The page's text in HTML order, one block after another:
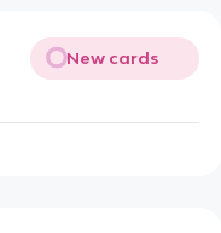
New cards